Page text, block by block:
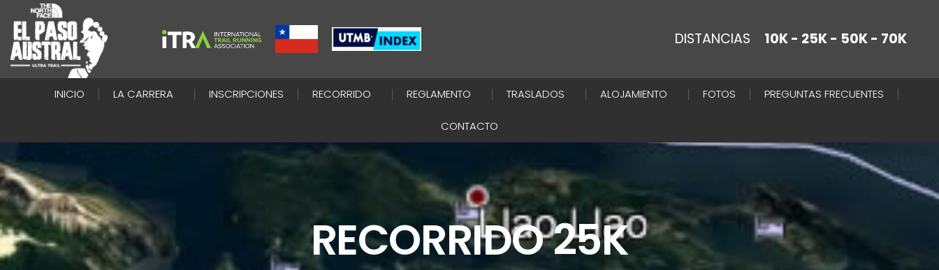
DISTANCIAS 10K - 25K - 50K - 70K
INICIO LA CARRERA INSCRIPCIONES RECORRIDO REGLAMENTO TRASLADOS ALOJAMIENTO FOTOS PREGUNTAS FRECUENTES
CONTACTO
RECORRIDO 25K